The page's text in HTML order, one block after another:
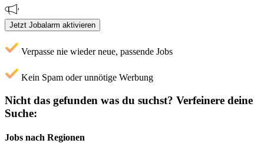
Jetzt Jobalarm aktivieren
Verpasse nie wieder neue, passende Jobs
Kein Spam oder unnötige Werbung
Nicht das gefunden was du suchst? Verfeinere deine
Suche:
Jobs nach Regionen